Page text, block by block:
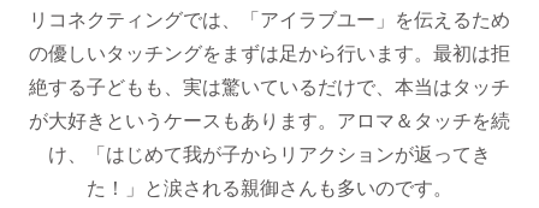
リコネクティングでは、「アイラブユー」を伝えるため
の優しいタッチングをまずは足から行います。最初は拒
絶する子どもも、実は驚いているだけで、本当はタッチ
が大好きというケースもあります。アロマ＆タッチを続
け、「はじめて我が子からリアクションが返ってき
た！」と涙される親御さんも多いのです。